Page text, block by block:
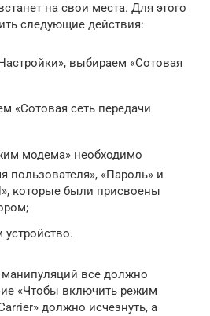
на свои места. Для этого
следующие действия:
выбираем «Сотовая
«Сотовая сеть передачи
модема» необходимо
пользователя», «Пароль» и
которые были присвоены
устройство.
манипуляций все должно
«Чтобы включить режим
должно исчезнуть, а